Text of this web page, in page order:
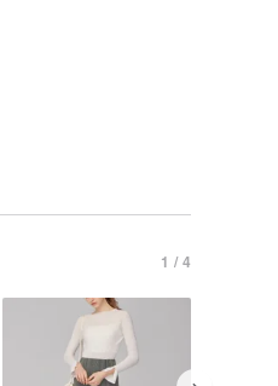
1 / 4